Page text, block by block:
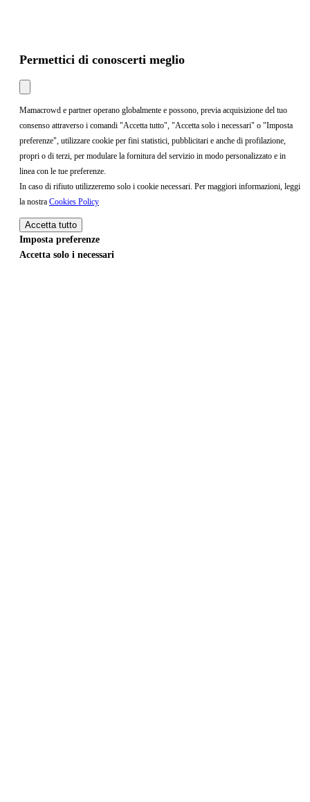
Permettici di conoscerti meglio
Mamacrowd e partner operano globalmente e possono, previa acquisizione del tuo
consenso attraverso i comandi "Accetta tutto", "Accetta solo i necessari" o "Imposta
preferenze", utilizzare cookie per fini statistici, pubblicitari e anche di profilazione,
propri o di terzi, per modulare la fornitura del servizio in modo personalizzato e in
linea con le tue preferenze.
In caso di rifiuto utilizzeremo solo i cookie necessari. Per maggiori informazioni, leggi
la nostra Cookies Policy
Accetta tutto
Imposta preferenze
Accetta solo i necessari